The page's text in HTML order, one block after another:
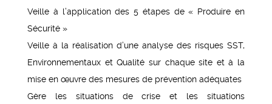
Veille à l’application des 5 étapes de « Produire en
Sécurité »
Veille à la réalisation d’une analyse des risques SST,
Environnementaux et Qualité sur chaque site et à la
mise en œuvre des mesures de prévention adéquates
Gère les situations de crise et les situations